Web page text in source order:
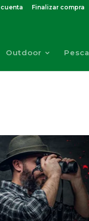
Finalizar compra
Outdoor Pesca